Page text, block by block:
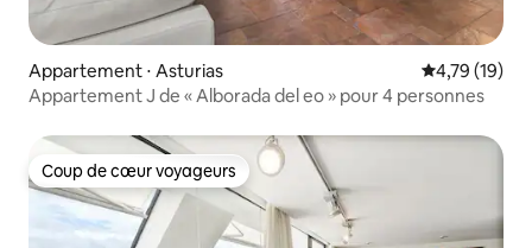
Appartement ⋅ Asturias Évaluation
4,79 (19)
Appartement J de « Alborada del eo » pour 4 personnes
Coup de cœur voyageurs
Coup de cœur voyageurs